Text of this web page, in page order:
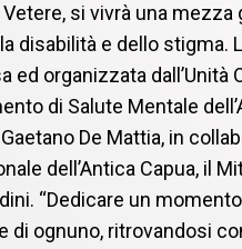
Vetere, si vivrà una
disabilità e dello stigma.
ed organizzata dall’Unità
di Salute Mentale
De Mattia, in
dell’Antica Capua, il
“Dedicare un
di ognuno, ritrovandosi